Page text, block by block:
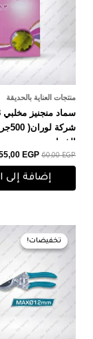
منتجات العناية بالحديقة
شركة
الذوبان
60,00EGP
EGP
إضافة إلى
تخفيضات!
تخفيضات!
السعر
الأصلي
هو:
210,00 EGP.